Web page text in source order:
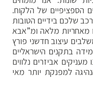
של הלקוח.
שלכם בידיים הטובות
מלאה ומ”אבא
עיצוב חדשני פורץ
בתקנים הישראליים
אביזרים נלווים
למפנקת יותר מאי